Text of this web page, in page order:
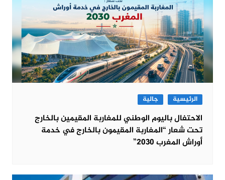
الرئيسية جالية
الاحتفال باليوم الوطني للمغاربة المقيمين بالخارج
تحت شعار “المغاربة المقيمون بالخارج في خدمة
أوراش المغرب 2030”